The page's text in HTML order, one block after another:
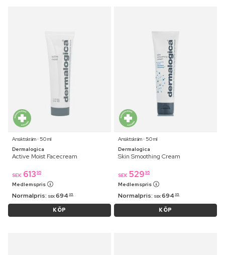
Ansiktskräm ⋅ 50 ml
Dermalogica
Active Moist Facecream
SEK 613 95
Medlemspris
Normalpris: SEK 694 95
KÖP
Ansiktskräm ⋅ 50 ml
Dermalogica
Skin Smoothing Cream
SEK 529 95
Medlemspris
Normalpris: SEK 694 95
KÖP